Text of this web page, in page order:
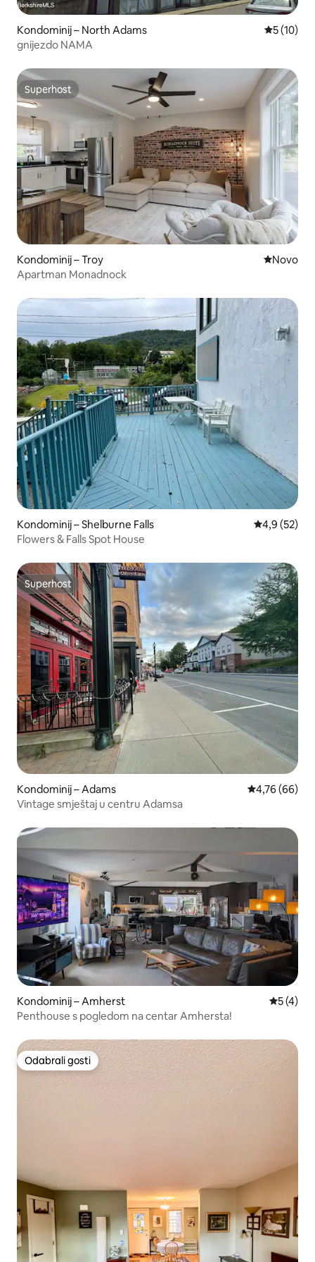
Kondominij – North Adams Prosječna
5 (10)
gnijezdo NAMA
Superhost
Superhost
Kondominij – Troy Novi
Novo
Apartman Monadnock
Kondominij – Shelburne Falls Prosječna
4,9 (52)
Flowers & Falls Spot House
Superhost
Superhost
Kondominij – Adams Prosječna
4,76 (66)
Vintage smještaj u centru Adamsa
Kondominij – Amherst
5 (4)
Penthouse s pogledom na centar Amhersta!
Odabrali gosti
Odabrali gosti